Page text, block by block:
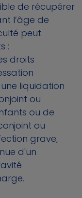
de récupérer
l’âge de
peut
:
droits
liquidation
ou
ou de
ou
grave,
d'un